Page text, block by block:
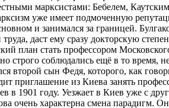
марксистами: Бебелем,
уже имеет подмоченную
и занимался за границей.
даст ему сразу докторскую
план стать профессором
строго соблюдались ещё в то время,
второй сын Федя, которого, как
приглашение из Киева занять
в 1901 году. Уезжает в Киев уже с
очень характерна смена парадигм.